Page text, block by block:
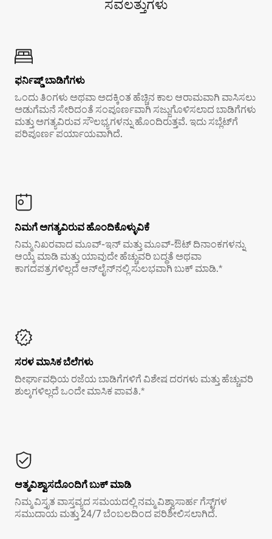
ಸವಲತ್ತುಗಳು
ಫರ್ನಿಷ್ಡ್ ಬಾಡಿಗೆಗಳು
ಒಂದು ತಿಂಗಳು ಅಥವಾ ಅದಕ್ಕಿಂತ ಹೆಚ್ಚಿನ ಕಾಲ ಆರಾಮವಾಗಿ ವಾಸಿಸಲು
ಅಡುಗೆಮನೆ ಸೇರಿದಂತೆ ಸಂಪೂರ್ಣವಾಗಿ ಸಜ್ಜುಗೊಳಿಸಲಾದ ಬಾಡಿಗೆಗಳು
ಮತ್ತು ಅಗತ್ಯವಿರುವ ಸೌಲಭ್ಯಗಳನ್ನು ಹೊಂದಿರುತ್ತವೆ. ಇದು ಸಬ್ಲೆಟ್‌ಗೆ
ಪರಿಪೂರ್ಣ ಪರ್ಯಾಯವಾಗಿದೆ.
ನಿಮಗೆ ಅಗತ್ಯವಿರುವ ಹೊಂದಿಕೊಳ್ಳುವಿಕೆ
ನಿಮ್ಮ ನಿಖರವಾದ ಮೂವ್-ಇನ್ ಮತ್ತು ಮೂವ್-ಔಟ್ ದಿನಾಂಕಗಳನ್ನು
ಆಯ್ಕೆ ಮಾಡಿ ಮತ್ತು ಯಾವುದೇ ಹೆಚ್ಚುವರಿ ಬದ್ಧತೆ ಅಥವಾ
ಕಾಗದಪತ್ರಗಳಿಲ್ಲದೆ ಆನ್‌ಲೈನ್‌ನಲ್ಲಿ ಸುಲಭವಾಗಿ ಬುಕ್ ಮಾಡಿ.*
ಸರಳ ಮಾಸಿಕ ಬೆಲೆಗಳು
ದೀರ್ಘಾವಧಿಯ ರಜೆಯ ಬಾಡಿಗೆಗಳಿಗೆ ವಿಶೇಷ ದರಗಳು ಮತ್ತು ಹೆಚ್ಚುವರಿ
ಶುಲ್ಕಗಳಿಲ್ಲದೆ ಒಂದೇ ಮಾಸಿಕ ಪಾವತಿ.*
ಆತ್ಮವಿಶ್ವಾಸದೊಂದಿಗೆ ಬುಕ್ ಮಾಡಿ
ನಿಮ್ಮ ವಿಸ್ತೃತ ವಾಸ್ತವ್ಯದ ಸಮಯದಲ್ಲಿ ನಮ್ಮ ವಿಶ್ವಾಸಾರ್ಹ ಗೆಸ್ಟ್‌ಗಳ
ಸಮುದಾಯ ಮತ್ತು 24/7 ಬೆಂಬಲದಿಂದ ಪರಿಶೀಲಿಸಲಾಗಿದೆ.